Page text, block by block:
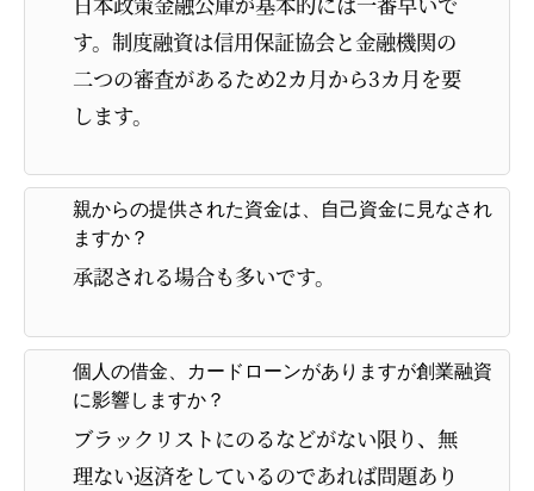
す。制度融資は信用保証協会と金融機関の
二つの審査があるため2カ月から3カ月を要
します。
親からの提供された資金は、自己資金に見なされ
ますか？
承認される場合も多いです。
個人の借金、カードローンがありますが創業融資
に影響しますか？
ブラックリストにのるなどがない限り、無
理ない返済をしているのであれば問題あり